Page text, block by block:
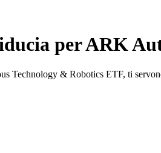
per ARK
Technology & Robotics ETF, ti